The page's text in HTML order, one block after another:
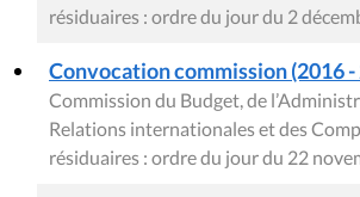
résiduaires : ordre du jour du 2
Convocation commission (2016 -
Commission du Budget, de
Relations internationales et des
résiduaires : ordre du jour du 22